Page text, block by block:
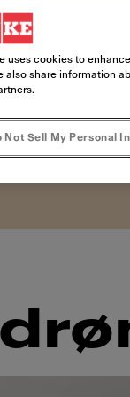
som er
for å
og det
uses cookies to
also share information
Not Sell My Personal